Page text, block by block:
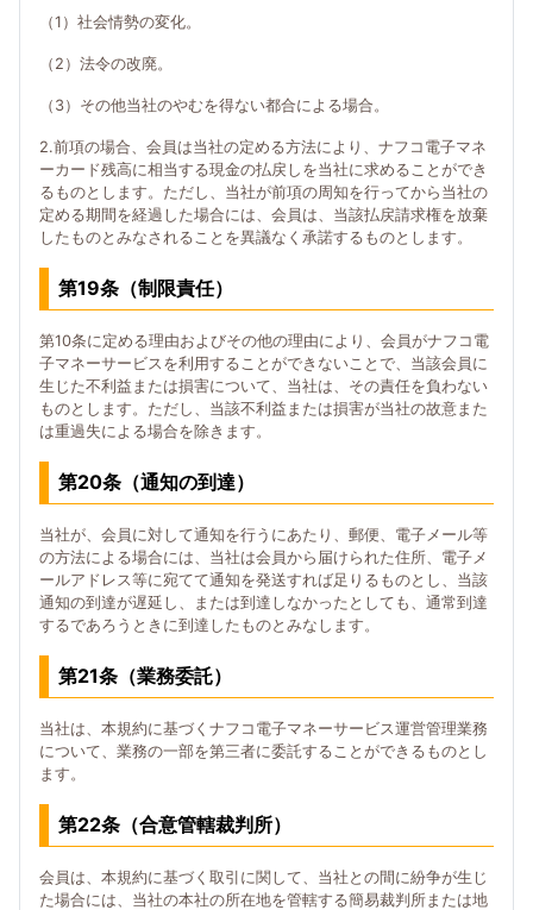
（1）社会情勢の変化。
（2）法令の改廃。
（3）その他当社のやむを得ない都合による場合。
2.前項の場合、会員は当社の定める方法により、ナフコ電子マネ
ーカード残高に相当する現金の払戻しを当社に求めることができ
るものとします。ただし、当社が前項の周知を行ってから当社の
定める期間を経過した場合には、会員は、当該払戻請求権を放棄
したものとみなされることを異議なく承諾するものとします。
第19条（制限責任）
第10条に定める理由およびその他の理由により、会員がナフコ電
子マネーサービスを利用することができないことで、当該会員に
生じた不利益または損害について、当社は、その責任を負わない
ものとします。ただし、当該不利益または損害が当社の故意また
は重過失による場合を除きます。
第20条（通知の到達）
当社が、会員に対して通知を行うにあたり、郵便、電子メール等
の方法による場合には、当社は会員から届けられた住所、電子メ
ールアドレス等に宛てて通知を発送すれば足りるものとし、当該
通知の到達が遅延し、または到達しなかったとしても、通常到達
するであろうときに到達したものとみなします。
第21条（業務委託）
当社は、本規約に基づくナフコ電子マネーサービス運営管理業務
について、業務の一部を第三者に委託することができるものとし
ます。
第22条（合意管轄裁判所）
会員は、本規約に基づく取引に関して、当社との間に紛争が生じ
た場合には、当社の本社の所在地を管轄する簡易裁判所または地